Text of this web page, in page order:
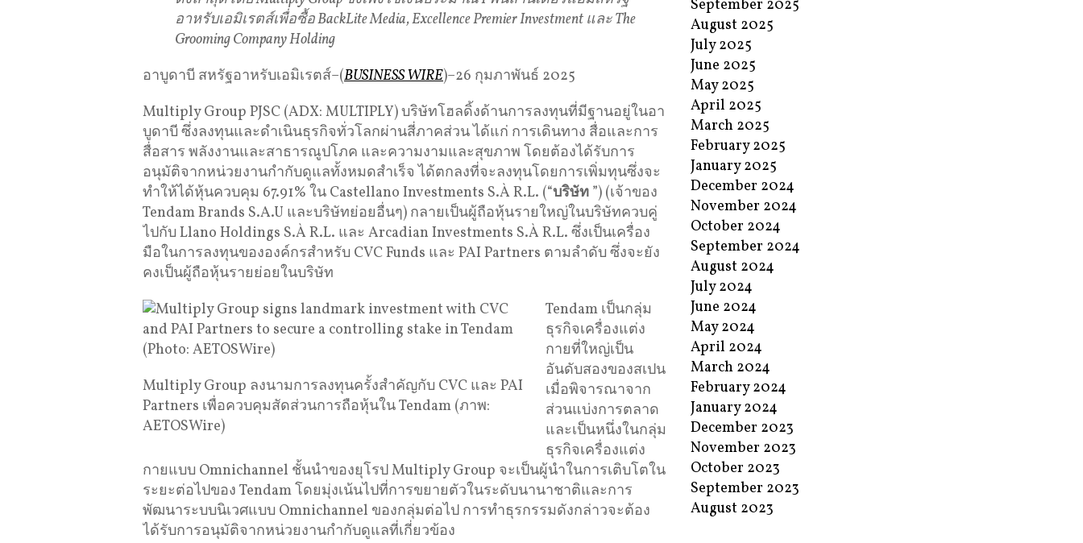
อาหรับเอมิเรตส์เพื่อซื้อ BackLite Media, Excellence Premier Investment และ The
Grooming Company Holding
อาบูดาบี สหรัฐอาหรับเอมิเรตส์–(BUSINESS WIRE)–26 กุมภาพันธ์ 2025
Multiply Group PJSC (ADX: MULTIPLY) บริษัทโฮลดิ้งด้านการลงทุนที่มีฐานอยู่ในอา
บูดาบี ซึ่งลงทุนและดำเนินธุรกิจทั่วโลกผ่านสี่ภาคส่วน ได้แก่ การเดินทาง สื่อและการ
สื่อสาร พลังงานและสาธารณูปโภค และความงามและสุขภาพ โดยต้องได้รับการ
อนุมัติจากหน่วยงานกำกับดูแลทั้งหมดสำเร็จ ได้ตกลงที่จะลงทุนโดยการเพิ่มทุนซึ่งจะ
ทำให้ได้หุ้นควบคุม 67.91% ใน Castellano Investments S.À R.L. (“บริษัท ”) (เจ้าของ
Tendam Brands S.A.U และบริษัทย่อยอื่นๆ) กลายเป็นผู้ถือหุ้นรายใหญ่ในบริษัทควบคู่
ไปกับ Llano Holdings S.À R.L. และ Arcadian Investments S.À R.L. ซึ่งเป็นเครื่อง
มือในการลงทุนขององค์กรสำหรับ CVC Funds และ PAI Partners ตามลำดับ ซึ่งจะยัง
คงเป็นผู้ถือหุ้นรายย่อยในบริษัท
Multiply Group ลงนามการลงทุนครั้งสำคัญกับ CVC และ PAI
Partners เพื่อควบคุมสัดส่วนการถือหุ้นใน Tendam (ภาพ:
AETOSWire)
Tendam เป็นกลุ่ม
ธุรกิจเครื่องแต่ง
กายที่ใหญ่เป็น
อันดับสองของสเปน
เมื่อพิจารณาจาก
ส่วนแบ่งการตลาด
และเป็นหนึ่งในกลุ่ม
ธุรกิจเครื่องแต่ง
กายแบบ Omnichannel ชั้นนำของยุโรป Multiply Group จะเป็นผู้นำในการเติบโตใน
ระยะต่อไปของ Tendam โดยมุ่งเน้นไปที่การขยายตัวในระดับนานาชาติและการ
พัฒนาระบบนิเวศแบบ Omnichannel ของกลุ่มต่อไป การทำธุรกรรมดังกล่าวจะต้อง
ได้รับการอนุมัติจากหน่วยงานกำกับดูแลที่เกี่ยวข้อง
September 2025
August 2025
July 2025
June 2025
May 2025
April 2025
March 2025
February 2025
January 2025
December 2024
November 2024
October 2024
September 2024
August 2024
July 2024
June 2024
May 2024
April 2024
March 2024
February 2024
January 2024
December 2023
November 2023
October 2023
September 2023
August 2023